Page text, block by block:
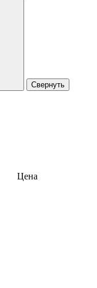
Свернуть
Цена